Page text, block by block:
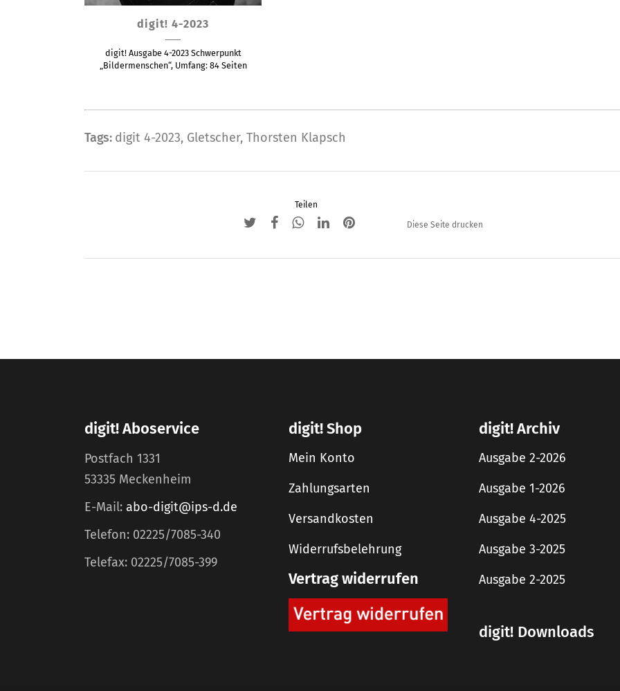
weist
mehrere
Optionen
auf
digit! 4-2023
digit! Ausgabe 4-2023 Schwerpunkt
„Bildermenschen“, Umfang: 84 Seiten
Tags: digit 4-2023, Gletscher, Thorsten Klapsch
Teilen
Diese Seite drucken
digit! Aboservice
Postfach 1331
53335 Meckenheim
E-Mail: abo-digit@ips-d.de
Telefon: 02225/7085-340
Telefax: 02225/7085-399
digit! Shop
Mein Konto
Zahlungsarten
Versandkosten
Widerrufsbelehrung
Vertrag widerrufen
digit! Archiv
Ausgabe 2-2026
Ausgabe 1-2026
Ausgabe 4-2025
Ausgabe 3-2025
Ausgabe 2-2025
digit! Downloads